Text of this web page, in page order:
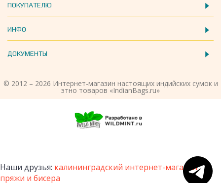
ПОКУПАТЕЛЮ
ИНФО
ДОКУМЕНТЫ
© 2012 – 2026 Интернет-магазин настоящих индийских сумок и
этно товаров «IndianBags.ru»
Наши друзья: калининградский интернет-магазин
пряжи и бисера